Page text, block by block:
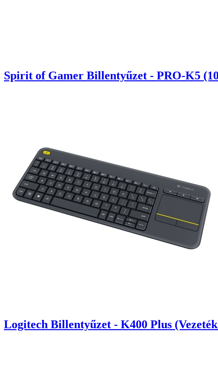
Spirit of Gamer Billentyűzet - PRO-K5
Logitech Billentyűzet - K400 Plus